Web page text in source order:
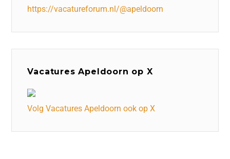
https://vacatureforum.nl/@apeldoorn
Vacatures Apeldoorn op X
Volg Vacatures Apeldoorn ook op X